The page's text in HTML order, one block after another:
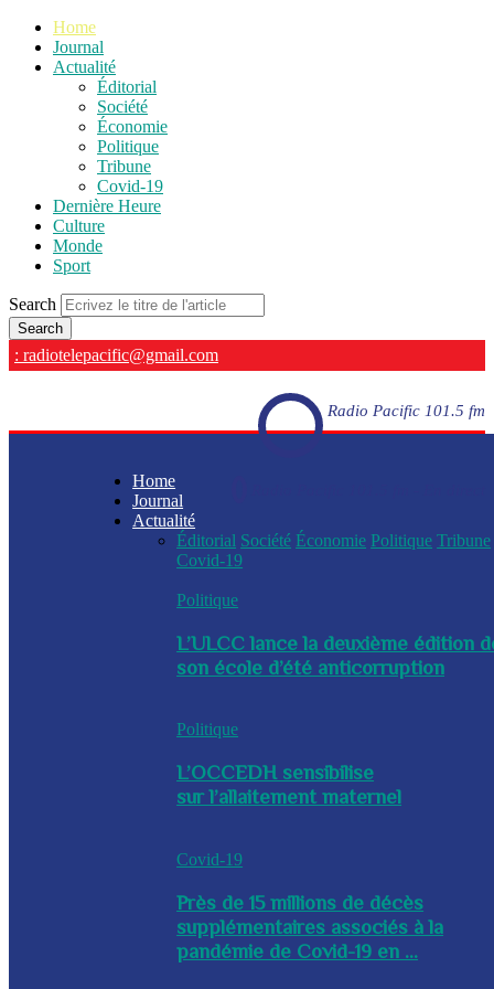
Home
Journal
Actualité
Éditorial
Société
Économie
Politique
Tribune
Covid-19
Dernière Heure
Culture
Monde
Sport
Search
: radiotelepacific@gmail.com
Radio Pacific 101.5 fm
Home
Journal
Actualité
Éditorial Société Économie Politique Tribune
Covid-19
Politique
L’ULCC lance la deuxième édition
son école d’été anticorruption
Politique
L’OCCEDH sensibilise
sur l’allaitement maternel
Covid-19
Près de 15 millions de décès
supplémentaires associés à la
pandémie de Covid-19 en ...